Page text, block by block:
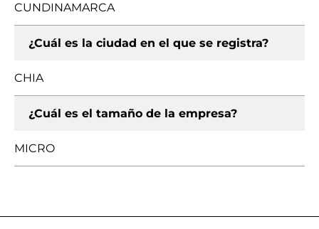
CUNDINAMARCA
¿Cuál es la ciudad en el que se registra?
CHIA
¿Cuál es el tamaño de la empresa?
MICRO